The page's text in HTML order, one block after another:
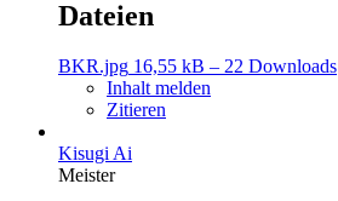
Dateien
BKR.jpg 16,55 kB – 22 Downloads
Inhalt melden
Zitieren
Kisugi Ai
Meister